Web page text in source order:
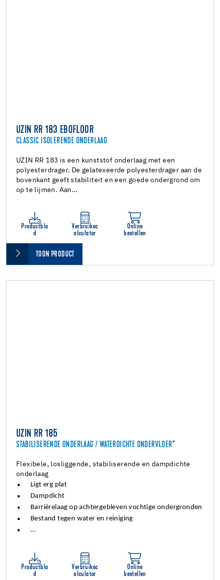
UZIN RR 183 EBOFLOOR
CLASSIC ISOLERENDE ONDERLAAG
UZIN RR 183 is een kunststof onderlaag met een
polyesterdrager. De gelatexeerde polyesterdrager aan de
bovenkant geeft stabiliteit en een goede ondergrond om
op te lijmen. Aan…
Productbla
d
Verbruiksc
alculator
Online
bestellen
TOON PRODUCT
UZIN RR 185
STABILISERENDE ONDERLAAG / WATERDICHTE ONDERVLOER*
Flexibele, losliggende, stabiliserende en dampdichte
onderlaag
Ligt erg plat
Dampdicht
Barrièrelaag op achtergebleven vochtige ondergronden
Bestand tegen water en reiniging
…
Productbla
d
Verbruiksc
alculator
Online
bestellen